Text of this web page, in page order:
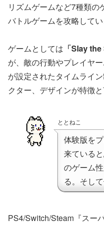
リズムゲームなど7種類の
バトルゲームを攻略してい
ゲームとしては 「Slay
が、敵の行動やプレイヤ
が設定されたタイムライ
クター、デザインが特徴と
ととねこ
体験版を
来ている
のゲーム
る。そし
PS4/Switch/Steam『スー